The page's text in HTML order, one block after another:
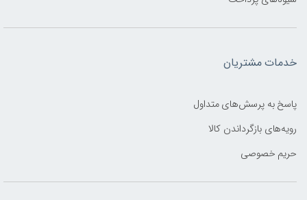
خدمات مشتریان
پاسخ به پرسش‌های متداول
رویه‌های بازگرداندن کالا
حریم خصوصی